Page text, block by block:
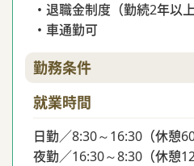
・退職金制度（勤続2年以上
・車通勤可
勤務条件
就業時間
日勤／8:30～16:30（休憩60
夜勤／16:30～8:30（休憩